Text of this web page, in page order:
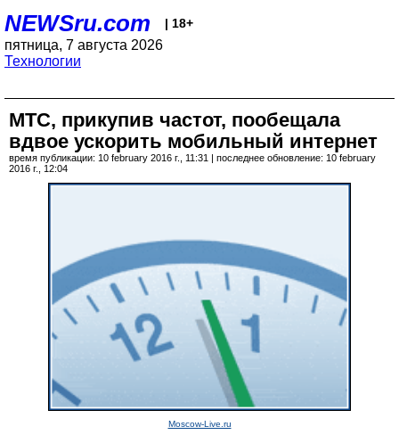
NEWSru.com | 18+
пятница, 7 августа 2026
Технологии
МТС, прикупив частот, пообещала
вдвое ускорить мобильный интернет
время публикации: 10 february 2016 г., 11:31 | последнее обновление: 10 february
2016 г., 12:04
Moscow-Live.ru